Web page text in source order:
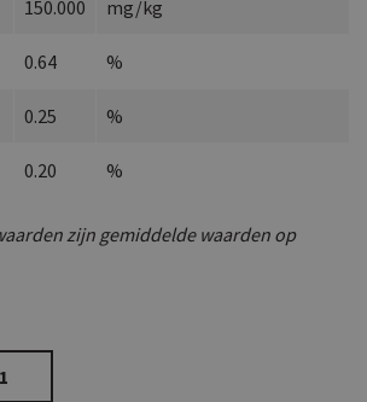
150.000 mg/kg
0.64 %
0.25 %
0.20 %
zijn gemiddelde waarden op